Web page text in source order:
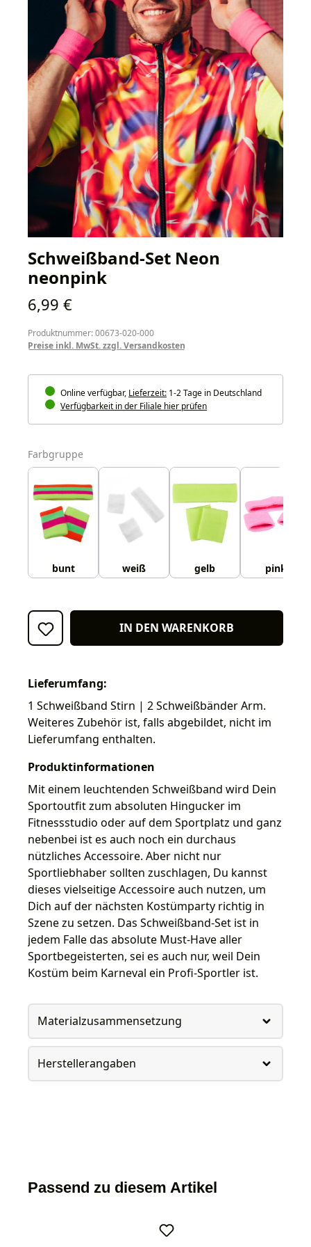
Schweißband-Set Neon
neonpink
Regulärer Preis:
6,99 €
Produktnummer: 00673-020-000
Preise inkl. MwSt. zzgl. Versandkosten
Online verfügbar, Lieferzeit: 1-2 Tage in Deutschland
Verfügbarkeit in der Filiale hier prüfen
Farbgruppe
bunt weiß gelb pink
IN DEN WARENKORB
Lieferumfang:
1 Schweißband Stirn | 2 Schweißbänder Arm.
Weiteres Zubehör ist, falls abgebildet, nicht im
Lieferumfang enthalten.
Produktinformationen
Mit einem leuchtenden Schweißband wird Dein
Sportoutfit zum absoluten Hingucker im
Fitnessstudio oder auf dem Sportplatz und ganz
nebenbei ist es auch noch ein durchaus
nützliches Accessoire. Aber nicht nur
Sportliebhaber sollten zuschlagen, Du kannst
dieses vielseitige Accessoire auch nutzen, um
Dich auf der nächsten Kostümparty richtig in
Szene zu setzen. Das Schweißband-Set ist in
jedem Falle das absolute Must-Have aller
Sportbegeisterten, sei es auch nur, weil Dein
Kostüm beim Karneval ein Profi-Sportler ist.
Materialzusammensetzung
Herstellerangaben
Passend zu diesem Artikel